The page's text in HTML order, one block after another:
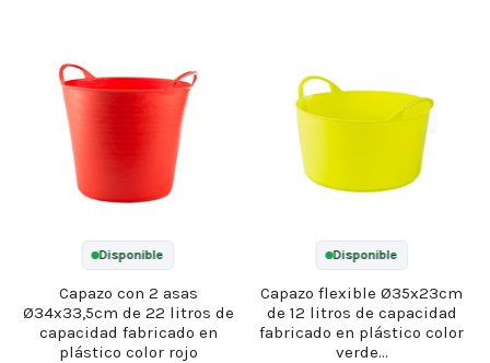
Disponible
Capazo con 2 asas
Ø34x33,5cm de 22 litros de
capacidad fabricado en
plástico color rojo
Disponible
Capazo flexible Ø35x23cm
de 12 litros de capacidad
fabricado en plástico color
verde...